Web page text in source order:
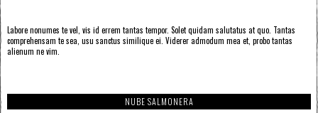
Labore nonumes te vel, vis id errem tantas tempor. Solet quidam salutatus at quo. Tantas
comprehensam te sea, usu sanctus similique ei. Viderer admodum mea et, probo tantas
alienum ne vim.
NUBE SALMONERA